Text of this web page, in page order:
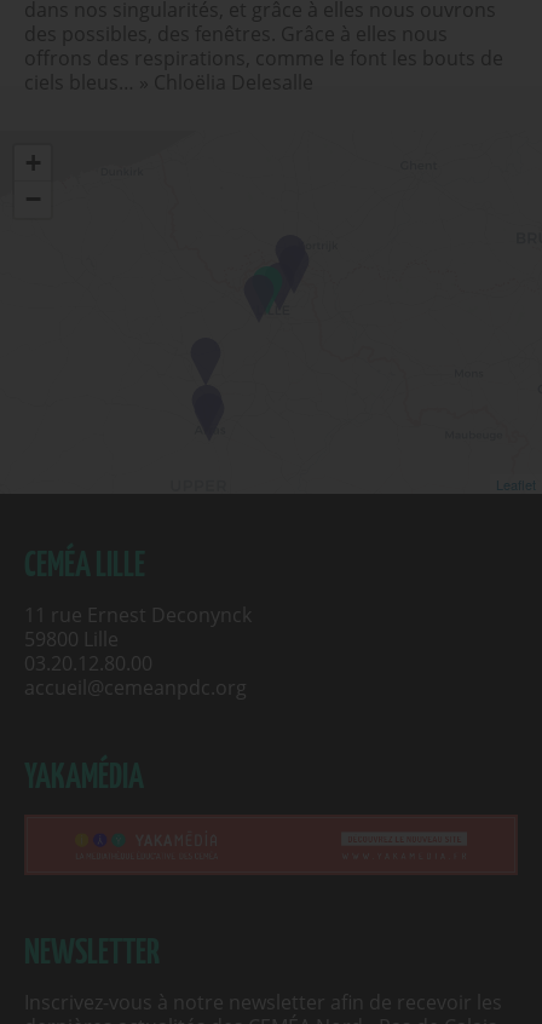
+
−
Leaflet
11 rue Ernest Deconynck
59800 Lille
03.20.12.80.00
accueil@cemeanpdc.org
Inscrivez-vous à notre newsletter afin de recevoir les